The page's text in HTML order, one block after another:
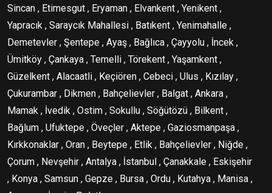
Sincan , Etimesgut , Eryaman , Elvankent , Yenikent ,
Yapracık , Saraycık Mahallesi , Batıkent , Yenimahalle ,
Demetevler , Şentepe , Ayaş , Bağlıca , Çayyolu , İncek ,
Ümitköy , Çankaya , Temelli , Törekent , Yaşamkent ,
Güzelkent , Alacaatli , Keçiören , Cebeci , Ulus , Kızılay ,
Çukurambar , Dikmen , Bahçelievler , Balgat , Ankara ,
Mamak , İvedik , Ostim , Sokullu , Söğütözü , Bilkent ,
Bağlum , Ufuktepe , Öveçler , Aktepe , Gaziosmanpaşa ,
Kırkkonaklar , Oran , Beytepe , Etlik , Bahçelievler , Niğde ,
Çorum , Nevşehir , Antalya , İstanbul , Çanakkale , Eskişehir
, Konya , Samsun , Gepze , Bursa , Ordu , Kutahya , Manisa ,